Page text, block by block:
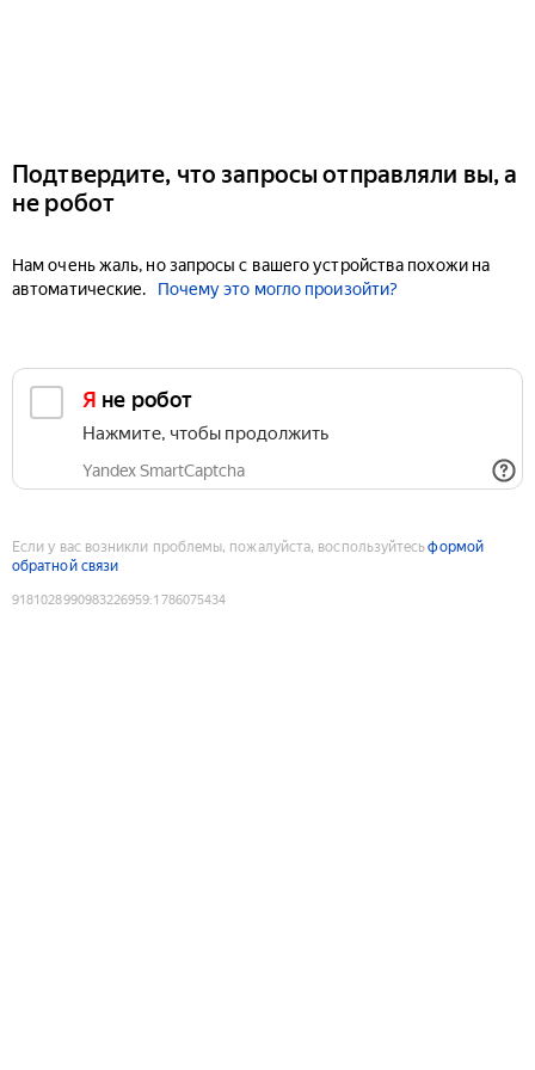
Подтвердите, что запросы отправляли вы, а
не робот
Нам очень жаль, но запросы с вашего устройства похожи на
автоматические.
Почему это могло произойти?
Я не робот
Нажмите, чтобы продолжить
Yandex SmartCaptcha
Если у вас возникли проблемы, пожалуйста, воспользуйтесьформой
обратной связи
9181028990983226959:1786075434